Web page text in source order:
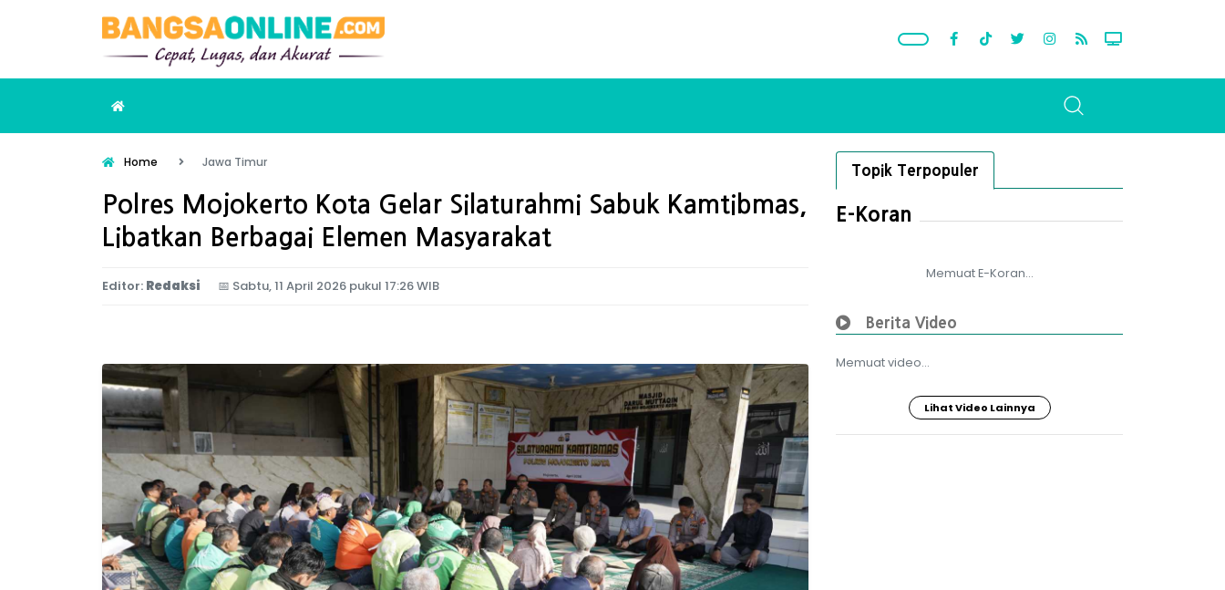
Home Jawa Timur
Polres Mojokerto Kota Gelar Silaturahmi Sabuk Kamtibmas,
Libatkan Berbagai Elemen Masyarakat
Editor: Redaksi 📅 Sabtu, 11 April 2026 pukul 17:26 WIB
Topik Terpopuler
E-Koran
Memuat E-Koran...
Berita Video
Memuat video...
Lihat Video Lainnya